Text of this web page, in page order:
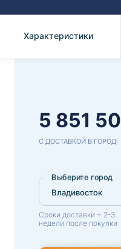
Характеристики
5 851
С ДОСТАВКОЙ В ГОРОД:
Выберите город
Сроки доставки ~ 2-3
недели после покупки